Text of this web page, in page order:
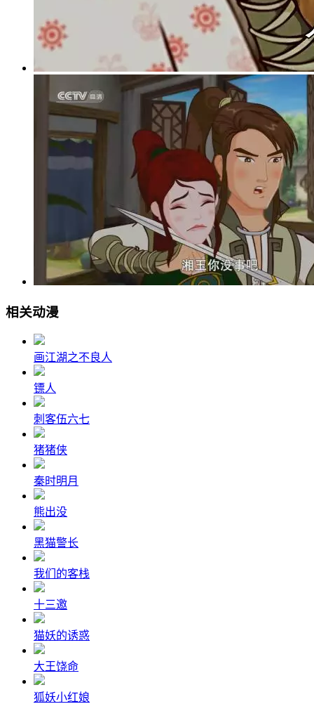
相关动漫
画江湖之不良人
镖人
刺客伍六七
猪猪侠
秦时明月
熊出没
黑猫警长
我们的客栈
十三邀
猫妖的诱惑
大王饶命
狐妖小红娘